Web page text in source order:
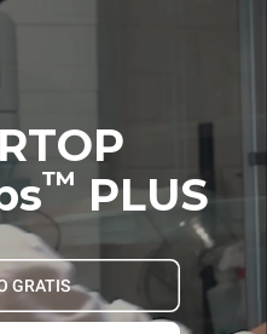
™ PLUS
GRATIS